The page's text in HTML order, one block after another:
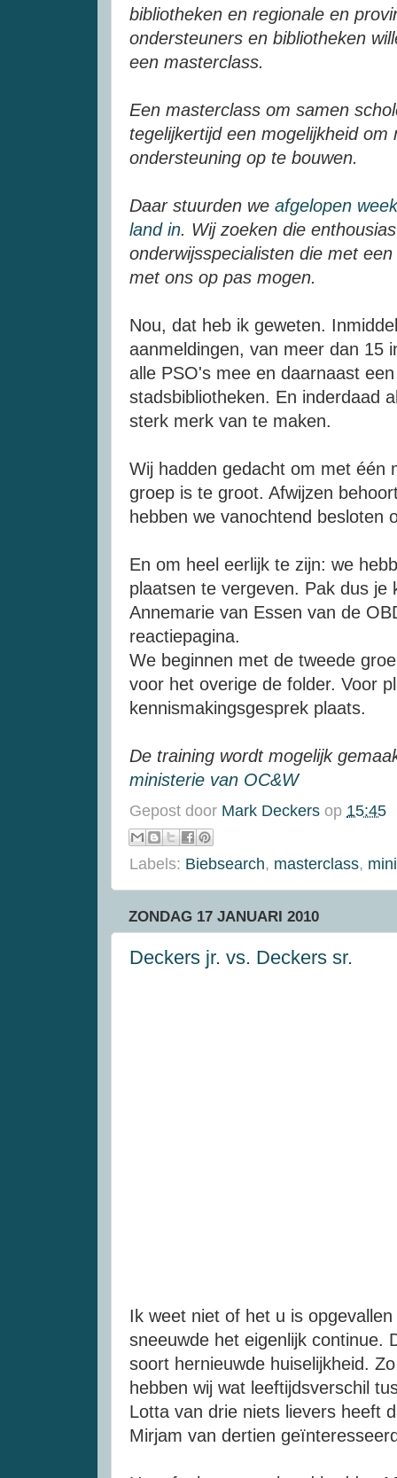
bibliotheken en regionale en
ondersteuners en bibliotheken
een masterclass.
Een masterclass om samen
tegelijkertijd een mogelijkheidom
ondersteuning op te bouwen.
Daar stuurden we afgelopen
land in. Wij zoeken die
onderwijsspecialisten die met
met ons op pas mogen.
Nou, dat heb ik geweten.
aanmeldingen, van meer dan 15
alle PSO's mee en daarnaast
stadsbibliotheken. En inderdaad
sterk merk van te maken.
Wij hadden gedacht om met één
groep is te groot. Afwijzen
hebben we vanochtend besloten
En om heel eerlijk te zijn: we
plaatsen te vergeven. Pak dus je
Annemarie van Essen van de
reactiepagina.
We beginnen met de tweede
voor het overige de folder. Voor
kennismakingsgesprek plaats.
De training wordt mogelijk
ministerie van OC&W
Gepost door Mark Deckers op 15:45
Labels: Biebsearch, masterclass,
ZONDAG 17 JANUARI 2010
Deckers jr. vs. Deckers sr.
Ik weet niet of het u is
sneeuwde het eigenlijk continue.
soort hernieuwde huiselijkheid.
hebben wij wat leeftijdsverschil
Lotta van drie niets lievers heeft
Mirjam van dertien